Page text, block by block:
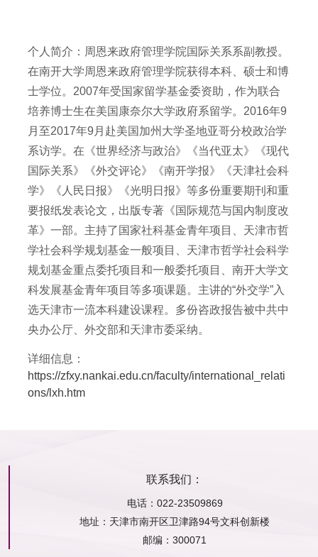
个人简介：周恩来政府管理学院国际关系系副教授。
在南开大学周恩来政府管理学院获得本科、硕士和博
士学位。2007年受国家留学基金委资助，作为联合
培养博士生在美国康奈尔大学政府系留学。2016年9
月至2017年9月赴美国加州大学圣地亚哥分校政治学
系访学。在《世界经济与政治》《当代亚太》《现代
国际关系》《外交评论》《南开学报》《天津社会科
学》《人民日报》《光明日报》等多份重要期刊和重
要报纸发表论文，出版专著《国际规范与国内制度改
革》一部。主持了国家社科基金青年项目、天津市哲
学社会科学规划基金一般项目、天津市哲学社会科学
规划基金重点委托项目和一般委托项目、南开大学文
科发展基金青年项目等多项课题。主讲的“外交学”入
选天津市一流本科建设课程。多份咨政报告被中共中
央办公厅、外交部和天津市委采纳。
详细信息：
https://zfxy.nankai.edu.cn/faculty/international_relati
ons/lxh.htm
联系我们：
电话：022-23509869
地址： 天津市南开区卫津路94号文科创新楼
邮编： 300071